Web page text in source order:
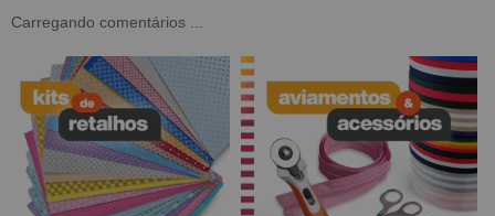
Carregando comentários ...